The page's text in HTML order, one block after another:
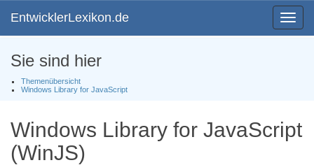
Toggle
EntwicklerLexikon.de
Sie sind hier
Themenübersicht
Windows Library for JavaScript
Windows Library for JavaScript
(WinJS)